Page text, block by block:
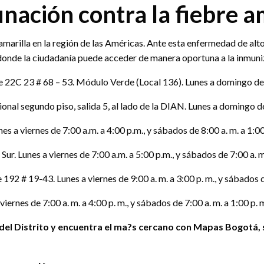
contra la fiebre
en la región de las Américas. Ante esta enfermedad de
la ciudadanía puede acceder de manera oportuna a la
23 # 68 – 53. Módulo Verde (Local 136). Lunes a domingo de
segundo piso, salida 5, al lado de la DIAN. Lunes a domingo
a viernes de 7:00 a.m. a 4:00 p.m., y sábados de 8:00 a. m. a
Lunes a viernes de 7:00 a.m. a 5:00 p.m., y sábados de 7:00
# 19-43. Lunes a viernes de 9:00 a. m. a 3:00 p. m., y sábados
de 7:00 a. m. a 4:00 p. m., y sábados de 7:00 a. m. a 1:00
Distrito y encuentra el ma?s cercano con Mapas Bogotá,